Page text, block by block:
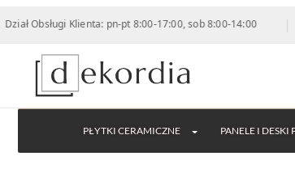
Klienta: pn-pt 8:00-17:00, sob 8:00-14:00 |
PŁYTKI CERAMICZNE PANELE I